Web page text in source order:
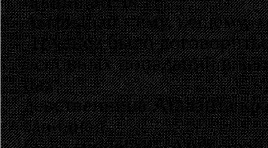
Амфиарай - ему, вещему,
Труднее было
основных попаданий в
пах;
девственница Аталанта
завидная